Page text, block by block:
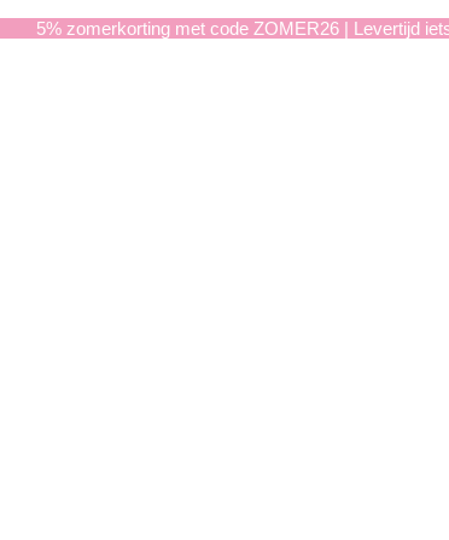
5% zomerkorting met code ZOMER26 | Levertijd